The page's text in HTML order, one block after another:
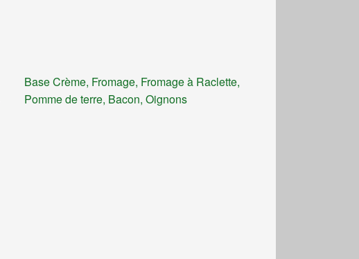
Base Crème, Fromage, Fromage à Raclette,
Pomme de terre, Bacon, Oignons